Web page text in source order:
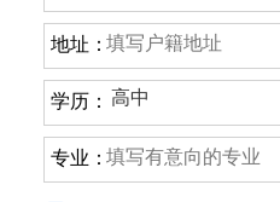
地址：
学历：
专业：